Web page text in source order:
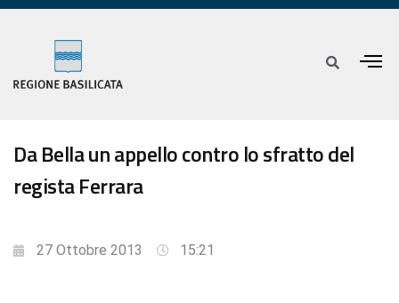
Da Bella un appello contro lo sfratto del
regista Ferrara
27 Ottobre 2013 15:21